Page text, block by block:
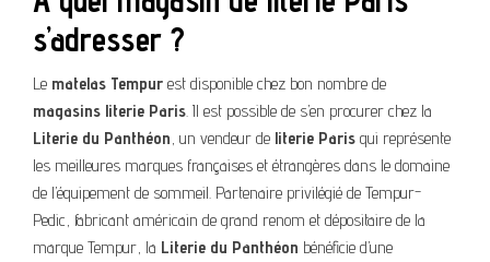
s’adresser ?
Le matelas Tempur est disponible chez bon nombre de
magasins literie Paris. Il est possible de s’en procurer chez la
Literie du Panthéon, un vendeur de literie Paris qui représente
les meilleures marques françaises et étrangères dans le domaine
de l’équipement de sommeil. Partenaire privilégié de Tempur-
Pedic, fabricant américain de grand renom et dépositaire de la
marque Tempur, la Literie du Panthéon bénéficie d’une